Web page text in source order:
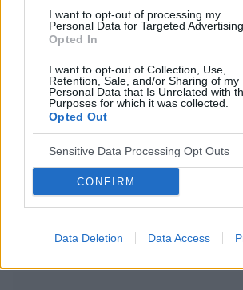
I want to opt-out of processing my
Personal Data for Targeted Advertising.
Opted In
I want to opt-out of Collection, Use,
Retention, Sale, and/or Sharing of my
Personal Data that Is Unrelated with
Purposes for which it was collected.
Opted Out
Sensitive Data Processing Opt Outs
CONFIRM
Data Deletion Data Access